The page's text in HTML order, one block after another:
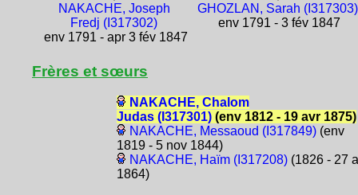
NAKACHE, Joseph
Fredj (I317302)
env 1791 - apr 3 fév 1847
GHOZLAN, Sarah (I317303)
env 1791 - 3 fév 1847
Frères et sœurs
NAKACHE, Chalom
Judas (I317301)(env 1812 - 19 avr 1875)
NAKACHE, Messaoud (I317849)(env
1819 - 5 nov 1844)
NAKACHE, Haïm (I317208)(1826 - 27
1864)